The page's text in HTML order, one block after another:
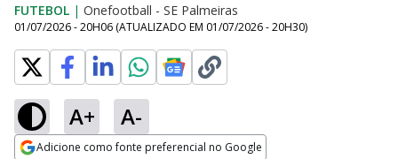
FUTEBOL | Onefootball - SE Palmeiras
01/07/2026 - 20H06 (ATUALIZADO EM 01/07/2026 - 20H30)
A+ A-
Adicione como fonte preferencial no Google